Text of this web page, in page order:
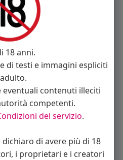
18 anni.
di testi e immagini espliciti
eventuali contenuti illeciti
competenti.
del servizio.
dichiaro di avere più di 18
i proprietari e i creatori